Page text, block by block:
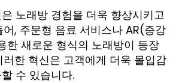
노래방 경험을 더욱 향상시키고
어, 주문형 음료 서비스나 AR(증강
한 새로운 형식의 노래방이 등장
한 혁신은 고객에게 더욱 몰입감
수 있습니다.